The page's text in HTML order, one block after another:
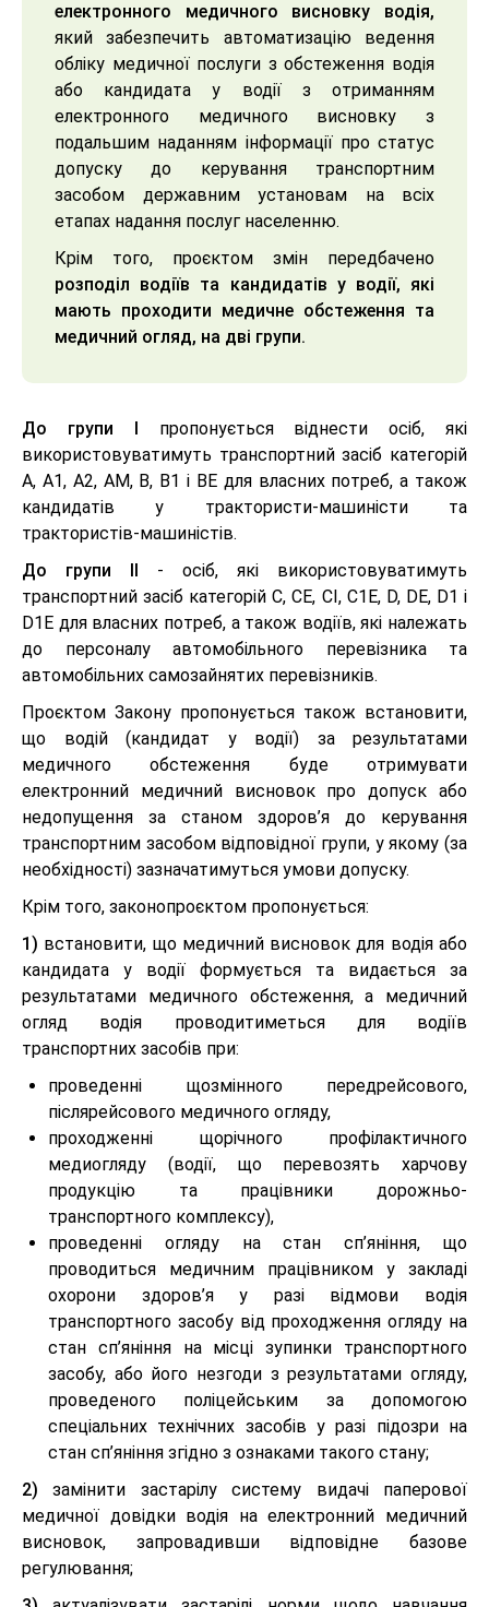
електронного медичного висновку водія,
який забезпечить автоматизацію ведення
обліку медичної послуги з обстеження водія
або кандидата у водії з отриманням
електронного медичного висновку з
подальшим наданням інформації про статус
допуску до керування транспортним
засобом державним установам на всіх
етапах надання послуг населенню.
Крім того, проєктом змін передбачено
розподіл водіїв та кандидатів у водії, які
мають проходити медичне обстеження та
медичний огляд, на дві групи.
До групи І пропонується віднести осіб, які
використовуватимуть транспортний засіб категорій
А, А1, А2, АМ, В, В1 і ВЕ для власних потреб, а також
кандидатів у трактористи-машиністи та
трактористів-машиністів.
До групи ІІ - осіб, які використовуватимуть
транспортний засіб категорій С, СЕ, СІ, С1Е, D, DЕ, D1 і
D1Е для власних потреб, а також водіїв, які належать
до персоналу автомобільного перевізника та
автомобільних самозайнятих перевізників.
Проєктом Закону пропонується також встановити,
що водій (кандидат у водії) за результатами
медичного обстеження буде отримувати
електронний медичний висновок про допуск або
недопущення за станом здоров’я до керування
транспортним засобом відповідної групи, у якому (за
необхідності) зазначатимуться умови допуску.
Крім того, законопроєктом пропонується:
1) встановити, що медичний висновок для водія або
кандидата у водії формується та видається за
результатами медичного обстеження, а медичний
огляд водія проводитиметься для водіїв
транспортних засобів при:
проведенні щозмінного передрейсового,
післярейсового медичного огляду,
проходженні щорічного профілактичного
медиогляду (водії, що перевозять харчову
продукцію та працівники дорожньо-
транспортного комплексу),
проведенні огляду на стан сп’яніння, що
проводиться медичним працівником у закладі
охорони здоров’я у разі відмови водія
транспортного засобу від проходження огляду на
стан сп’яніння на місці зупинки транспортного
засобу, або його незгоди з результатами огляду,
проведеного поліцейським за допомогою
спеціальних технічних засобів у разі підозри на
стан сп’яніння згідно з ознаками такого стану;
2) замінити застарілу систему видачі паперової
медичної довідки водія на електронний медичний
висновок, запровадивши відповідне базове
регулювання;